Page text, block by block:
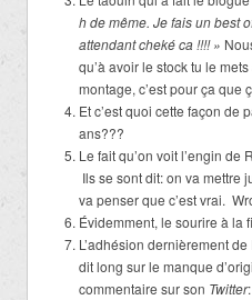
h de même. Je fais un best
attendant cheké ca !!!! »
qu’à avoir le stock tu le
montage, c’est pour ça que
Et c’est quoi cette façon de
ans???
Le fait qu’on voit l’engin de
Ils se sont dit: on va mettre
va penser que c’est vrai.
Évidemment, le sourire à la
L’adhésion dernièrement
dit long sur le manque
commentaire sur son Twitter